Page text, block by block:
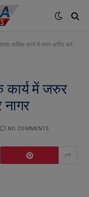
कार्य में जरुर अर्पित करें : कमलकिशोर नागर
कार्य में जरुर
NO COMMENTS